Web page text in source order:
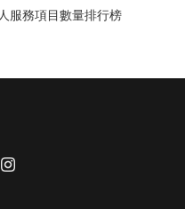
服務項目數量排行榜